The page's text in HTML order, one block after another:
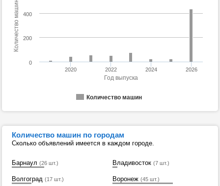
Год выпуска
Количество машин
Количество машин
2020 2022 2024 2026
0
200
400
Количество машин по городам
Сколько объявлений имеется в каждом городе.
Барнаул (26 шт.) Владивосток (7 шт.)
Волгоград (17 шт.) Воронеж (45 шт.)